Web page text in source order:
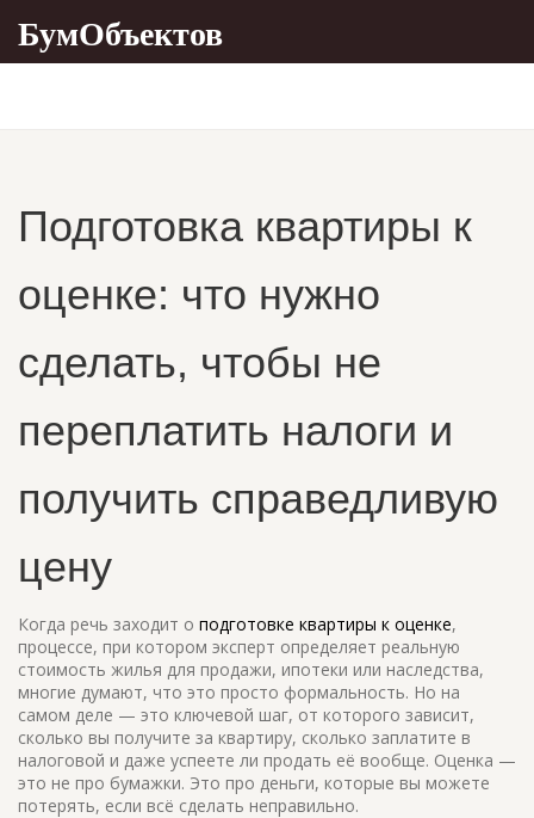
БумОбъектов
Подготовка квартиры к
оценке: что нужно
сделать, чтобы не
переплатить налоги и
получить справедливую
цену
Когда речь заходит о подготовке квартиры к оценке,
процессе, при котором эксперт определяет реальную
стоимость жилья для продажи, ипотеки или наследства,
многие думают, что это просто формальность. Но на
самом деле — это ключевой шаг, от которого зависит,
сколько вы получите за квартиру, сколько заплатите в
налоговой и даже успеете ли продать её вообще. Оценка —
это не про бумажки. Это про деньги, которые вы можете
потерять, если всё сделать неправильно.